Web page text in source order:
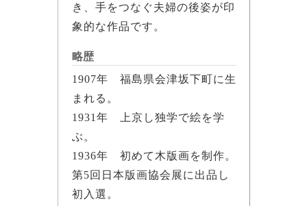
き、手をつなぐ夫婦の後姿が印
象的な作品です。
略歴
1907年 福島県会津坂下町に生
まれる。
1931年 上京し独学で絵を学
ぶ。
1936年 初めて木版画を制作。
第5回日本版画協会展に出品し
初入選。